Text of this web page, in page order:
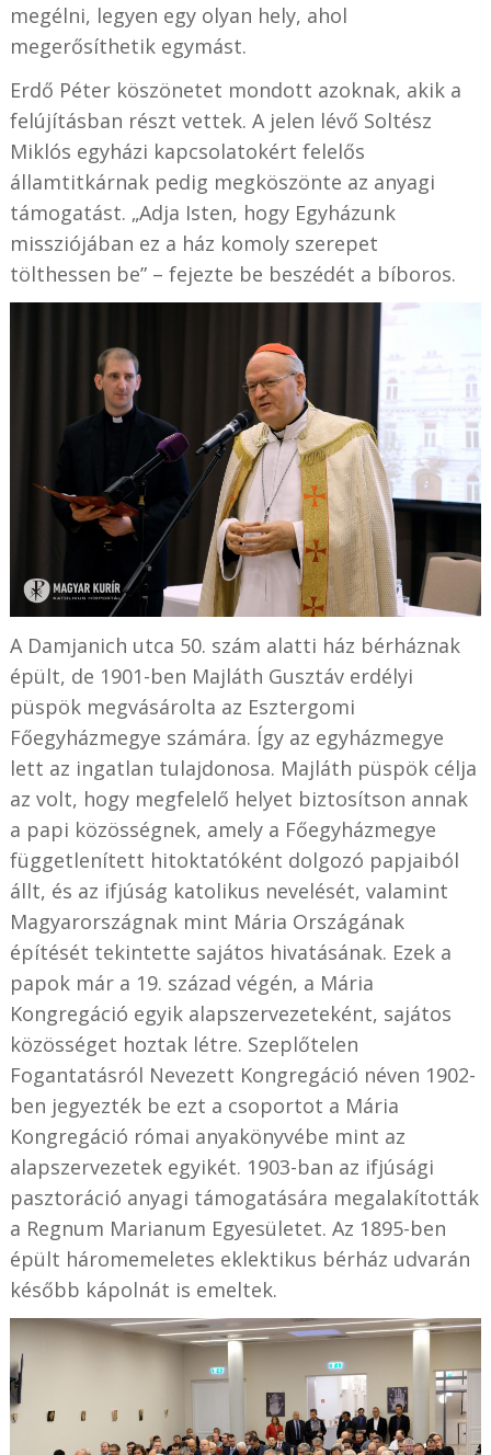
megélni, legyen egy olyan hely, ahol
megerősíthetik egymást.
Erdő Péter köszönetet mondott azoknak, akik a
felújításban részt vettek. A jelen lévő Soltész
Miklós egyházi kapcsolatokért felelős
államtitkárnak pedig megköszönte az anyagi
támogatást. „Adja Isten, hogy Egyházunk
missziójában ez a ház komoly szerepet
tölthessen be” – fejezte be beszédét a bíboros.
A Damjanich utca 50. szám alatti ház bérháznak
épült, de 1901-ben Majláth Gusztáv erdélyi
püspök megvásárolta az Esztergomi
Főegyházmegye számára. Így az egyházmegye
lett az ingatlan tulajdonosa. Majláth püspök célja
az volt, hogy megfelelő helyet biztosítson annak
a papi közösségnek, amely a Főegyházmegye
függetlenített hitoktatóként dolgozó papjaiból
állt, és az ifjúság katolikus nevelését, valamint
Magyarországnak mint Mária Országának
építését tekintette sajátos hivatásának. Ezek a
papok már a 19. század végén, a Mária
Kongregáció egyik alapszervezeteként, sajátos
közösséget hoztak létre. Szeplőtelen
Fogantatásról Nevezett Kongregáció néven 1902-
ben jegyezték be ezt a csoportot a Mária
Kongregáció római anyakönyvébe mint az
alapszervezetek egyikét. 1903-ban az ifjúsági
pasztoráció anyagi támogatására megalakították
a Regnum Marianum Egyesületet. Az 1895-ben
épült háromemeletes eklektikus bérház udvarán
később kápolnát is emeltek.